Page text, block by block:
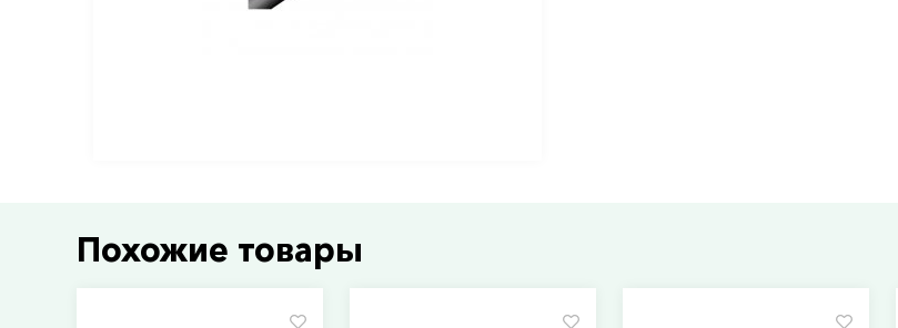
Похожие товары